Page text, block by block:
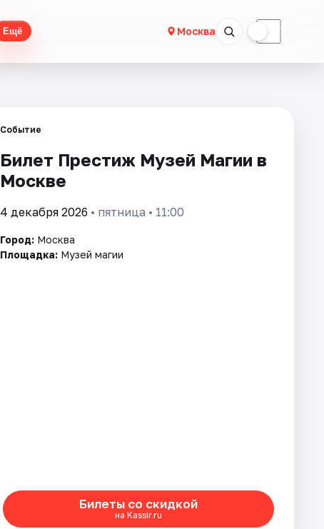
Ещё Москва ☾
Событие
Билет Престиж Музей Магии в
Москве
4 декабря 2026 • пятница • 11:00
Город: Москва
Площадка: Музей магии
Билеты со скидкой
на Kassir.ru